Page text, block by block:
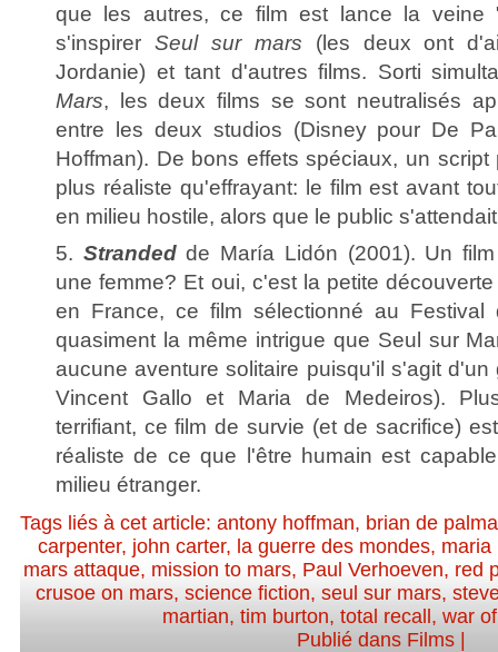
que les autres, ce film est lance la veine
s'inspirer Seul sur mars (les deux ont
Jordanie) et tant d'autres films. Sorti
Mars, les deux films se sont neutralisés
entre les deux studios (Disney pour De
Hoffman). De bons effets spéciaux, un
plus réaliste qu'effrayant: le film est avant
en milieu hostile, alors que le public
5. Strandedde María Lidón (2001). Un
une femme? Et oui, c'est la petite
en France, ce film sélectionné au Festival
quasiment la même intrigue que Seul sur
aucune aventure solitaire puisqu'il s'agit
Vincent Gallo et Maria de Medeiros).
terrifiant, ce film de survie (et de sacrifice)
réaliste de ce que l'être humain est
milieu étranger.
Tags liés à cet article: antony hoffman, brian de palma
carpenter, john carter, la guerre des mondes, maria
mars attaque, mission to mars, Paul Verhoeven, red
crusoe on mars,science fiction,seul sur mars,
martian,tim burton,total recall ,war
Publié dans Films